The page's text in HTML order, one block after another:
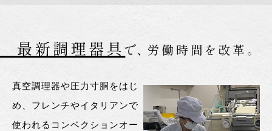
真空調理器や圧力寸胴をはじ
め、フレンチやイタリアンで
使われるコンベクションオー